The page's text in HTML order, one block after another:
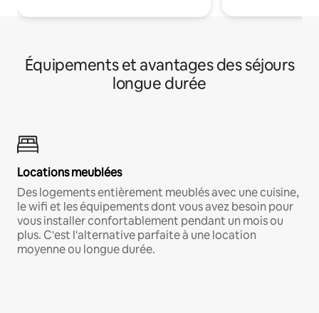
Équipements et avantages des séjours
longue durée
Locations meublées
Des logements entièrement meublés avec une cuisine,
le wifi et les équipements dont vous avez besoin pour
vous installer confortablement pendant un mois ou
plus. C'est l'alternative parfaite à une location
moyenne ou longue durée.